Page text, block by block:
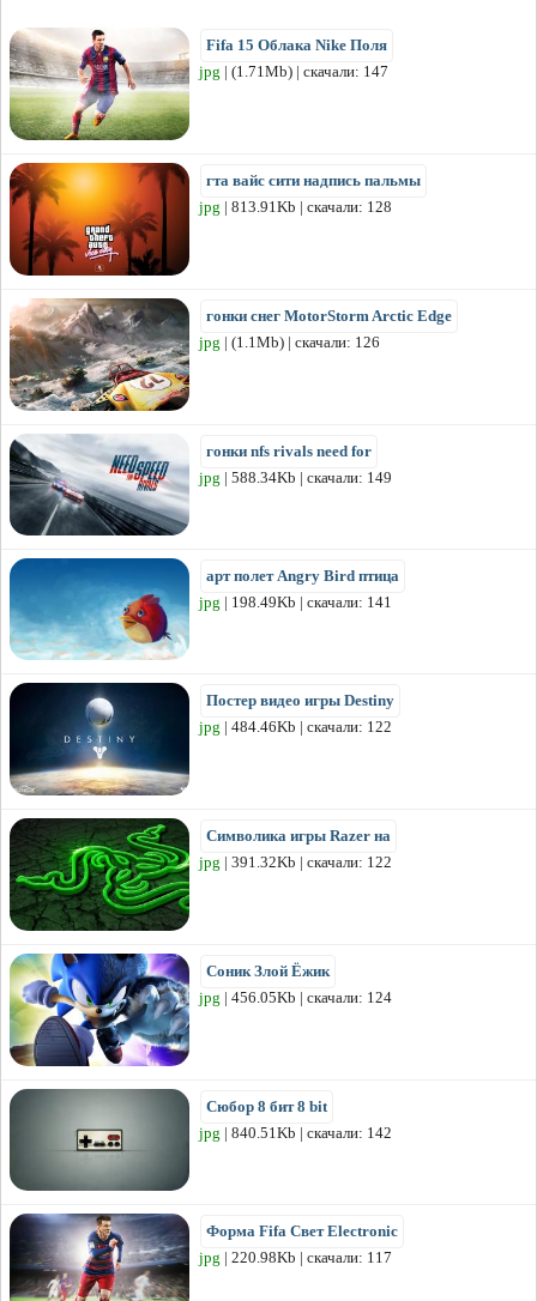
Fifa 15 Облака Nike Поля
jpg | (1.71Mb) | скачали: 147
гта вайс сити надпись пальмы
jpg | 813.91Kb | скачали: 128
гонки снег MotorStorm Arctic Edge
jpg | (1.1Mb) | скачали: 126
гонки nfs rivals need for
jpg | 588.34Kb | скачали: 149
арт полет Angry Bird птица
jpg | 198.49Kb | скачали: 141
Постер видео игры Destiny
jpg | 484.46Kb | скачали: 122
Символика игры Razer на
jpg | 391.32Kb | скачали: 122
Соник Злой Ёжик
jpg | 456.05Kb | скачали: 124
Сюбор 8 бит 8 bit
jpg | 840.51Kb | скачали: 142
Форма Fifa Свет Electronic
jpg | 220.98Kb | скачали: 117